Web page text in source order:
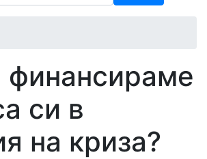
финансираме
си в
на криза?